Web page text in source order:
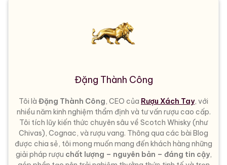
Đặng Thành Công
Tôi là Đặng Thành Công, CEO của Rượu Xách Tay, với
nhiều năm kinh nghiệm thẩm định và tư vấn rượu cao cấp.
Tôi tích lũy kiến thức chuyên sâu về Scotch Whisky (như
Chivas), Cognac, và rượu vang. Thông qua các bài Blog
được chia sẻ, tôi mong muốn mang đến khách hàng những
giải pháp rượu chất lượng – nguyên bản – đáng tin cậy,